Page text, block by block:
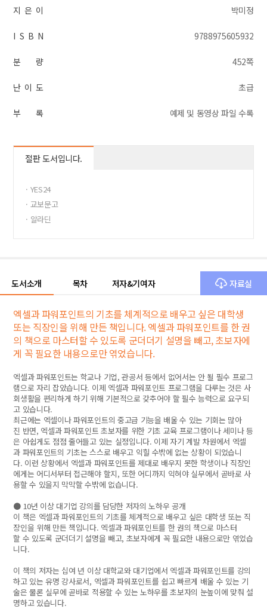
지 은 이 박미정
I S B N 9788975605932
분 량 452쪽
난 이 도 초급
부 록 예제 및 동영상 파일 수록
절판 도서입니다.
· YES24
· 교보문고
· 알라딘
도서소개 목차 저자&기여자 자료실
엑셀과 파워포인트의 기초를 체계적으로 배우고 싶은 대학생
또는 직장인을 위해 만든 책입니다. 엑셀과 파워포인트를 한 권
의 책으로 마스터할 수 있도록 군더더기 설명을 빼고, 초보자에
게 꼭 필요한 내용으로만 엮었습니다.
엑셀과 파워포인트는 학교나 기업, 관공서 등에서 없어서는 안 될 필수 프로그
램으로 자리 잡았습니다. 이제 엑셀과 파워포인트 프로그램을 다루는 것은 사
회생활을 편리하게 하기 위해 기본적으로 갖추어야 할 필수 능력으로 요구되
고 있습니다.
최근에는 엑셀이나 파워포인트의 중고급 기능을 배울 수 있는 기회는 많아
진 반면, 엑셀과 파워포인트 초보자를 위한 기초 교육 프로그램이나 세미나 등
은 아쉽게도 점점 줄어들고 있는 실정입니다. 이제 자기 계발 차원에서 엑셀
과 파워포인트의 기초는 스스로 배우고 익힐 수밖에 없는 상황이 되었습니
다. 이런 상황에서 엑셀과 파워포인트를 제대로 배우지 못한 학생이나 직장인
에게는 어디서부터 접근해야 할지, 또한 어디까지 익혀야 실무에서 곧바로 사
용할 수 있을지 막막할 수밖에 없습니다.
● 10년 이상 대기업 강의를 담당한 저자의 노하우 공개
이 책은 엑셀과 파워포인트의 기초를 체계적으로 배우고 싶은 대학생 또는 직
장인을 위해 만든 책입니다. 엑셀과 파워포인트를 한 권의 책으로 마스터
할 수 있도록 군더더기 설명을 빼고, 초보자에게 꼭 필요한 내용으로만 엮었습
니다.
이 책의 저자는 십여 년 이상 대학교와 대기업에서 엑셀과 파워포인트를 강의
하고 있는 유명 강사로서, 엑셀과 파워포인트를 쉽고 빠르게 배울 수 있는 기
술은 물론 실무에 곧바로 적용할 수 있는 노하우를 초보자의 눈높이에 맞춰 설
명하고 있습니다.